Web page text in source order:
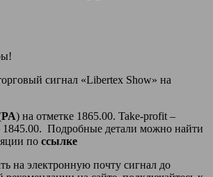
сигнал «Libertex Show» на
PA) на отметке 1865.00. Take-profit –
1845.00. Подробные детали можно найти
по ссылке
на электронную почту сигнал до